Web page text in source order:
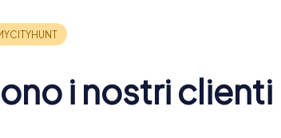
i nostri clienti